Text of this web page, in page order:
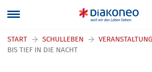
START SCHULLEBEN
BIS TIEF IN DIE NACHT